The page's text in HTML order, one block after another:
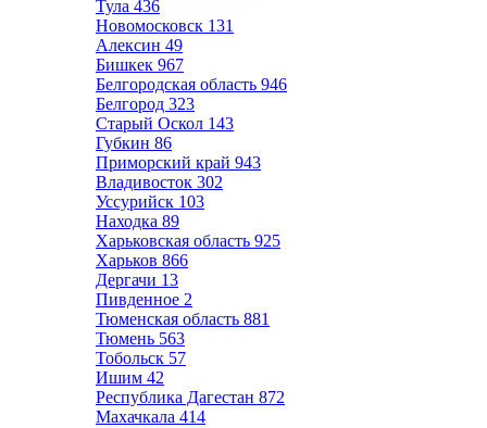
Тула 436
Новомосковск 131
Алексин 49
Бишкек 967
Белгородская область 946
Белгород 323
Старый Оскол 143
Губкин 86
Приморский край 943
Владивосток 302
Уссурийск 103
Находка 89
Харьковская область 925
Харьков 866
Дергачи 13
Пивденное 2
Тюменская область 881
Тюмень 563
Тобольск 57
Ишим 42
Республика Дагестан 872
Махачкала 414